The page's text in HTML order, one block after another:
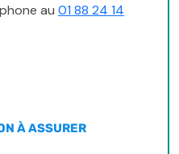
au 01 88 24 14